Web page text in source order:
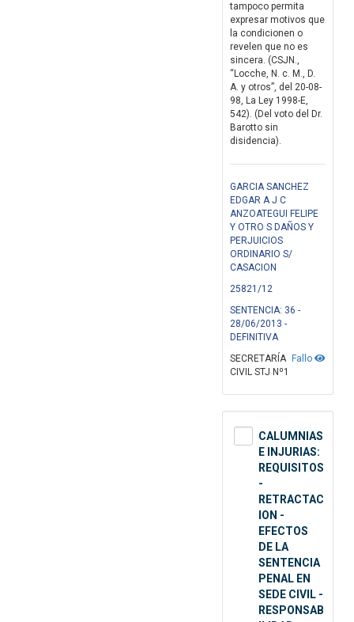
tampoco permita
expresar motivos que
la condicionen o
revelen que no es
sincera. (CSJN.,
“Locche, N. c. M., D.
A. y otros”, del 20-08-
98, La Ley 1998-E,
542). (Del voto del Dr.
Barotto sin
disidencia).
GARCIA SANCHEZ
EDGAR A J C
ANZOATEGUI FELIPE
Y OTRO S DAÑOS Y
PERJUICIOS
ORDINARIO S/
CASACION
25821/12
SENTENCIA: 36 -
28/06/2013 -
DEFINITIVA
Fallo
SECRETARÍA
CIVIL STJ Nº1
CALUMNIAS
E INJURIAS:
REQUISITOS
-
RETRACTAC
ION -
EFECTOS
DE LA
SENTENCIA
PENAL EN
SEDE CIVIL -
RESPONSAB